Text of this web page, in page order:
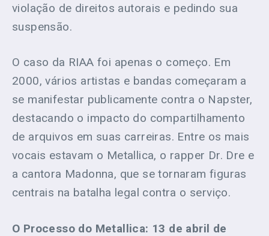
violação de direitos autorais e pedindo sua
suspensão.
O caso da RIAA foi apenas o começo. Em
2000, vários artistas e bandas começaram a
se manifestar publicamente contra o Napster,
destacando o impacto do compartilhamento
de arquivos em suas carreiras. Entre os mais
vocais estavam o Metallica, o rapper Dr. Dre e
a cantora Madonna, que se tornaram figuras
centrais na batalha legal contra o serviço.
O Processo do Metallica: 13 de abril de